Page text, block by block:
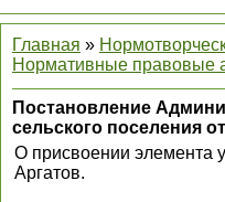
Главная »
Нормативные правовые
Постановление
сельского поселения
О присвоении элемента
Аргатов.